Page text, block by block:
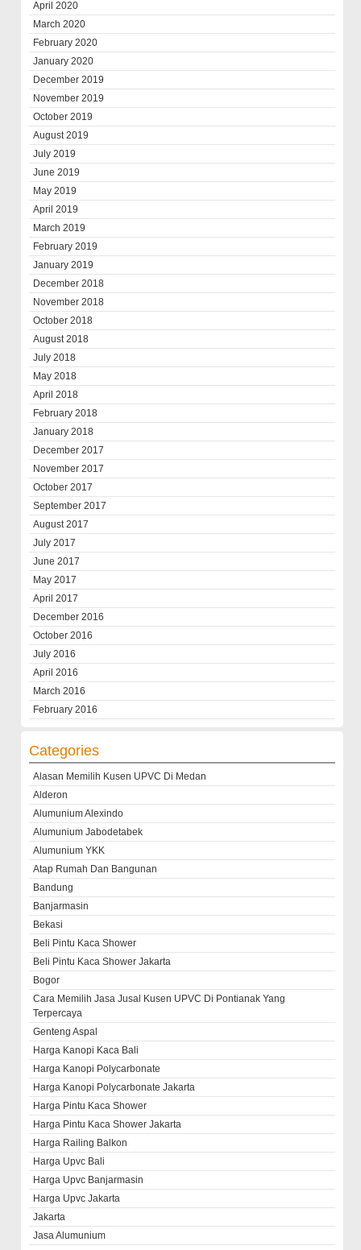
April 2020
March 2020
February 2020
January 2020
December 2019
November 2019
October 2019
August 2019
July 2019
June 2019
May 2019
April 2019
March 2019
February 2019
January 2019
December 2018
November 2018
October 2018
August 2018
July 2018
May 2018
April 2018
February 2018
January 2018
December 2017
November 2017
October 2017
September 2017
August 2017
July 2017
June 2017
May 2017
April 2017
December 2016
October 2016
July 2016
April 2016
March 2016
February 2016
Categories
Alasan Memilih Kusen UPVC Di Medan
Alderon
Alumunium Alexindo
Alumunium Jabodetabek
Alumunium YKK
Atap Rumah Dan Bangunan
Bandung
Banjarmasin
Bekasi
Beli Pintu Kaca Shower
Beli Pintu Kaca Shower Jakarta
Bogor
Cara Memilih Jasa Jusal Kusen UPVC Di Pontianak Yang
Terpercaya
Genteng Aspal
Harga Kanopi Kaca Bali
Harga Kanopi Polycarbonate
Harga Kanopi Polycarbonate Jakarta
Harga Pintu Kaca Shower
Harga Pintu Kaca Shower Jakarta
Harga Railing Balkon
Harga Upvc Bali
Harga Upvc Banjarmasin
Harga Upvc Jakarta
Jakarta
Jasa Alumunium